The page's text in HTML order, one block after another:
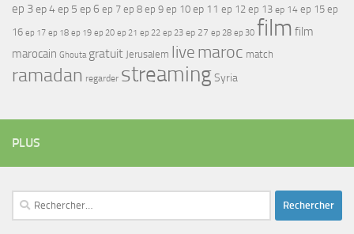
ep 3ep 4ep 5 ep 6 ep 7 ep 8 ep 9 ep 10 ep 11 ep 12 ep 13 ep 14 ep 15 ep
16 ep 17 ep 18 ep 19 ep 20 ep 21 ep 22 ep 23 ep 27 ep 28 ep 30 film film
marocain Ghouta gratuit Jerusalem live maroc match
ramadan regarder streamingSyria
PLUS
Rechercher :